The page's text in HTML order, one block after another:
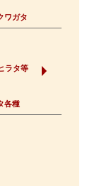
ワガタ
ラタ等
各種